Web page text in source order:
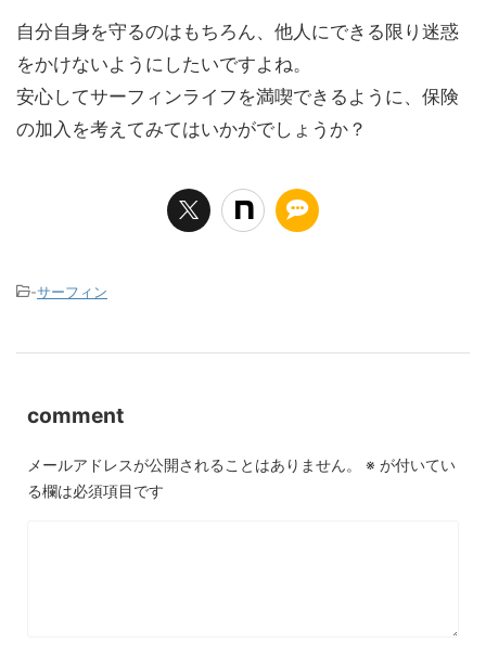
自分自身を守るのはもちろん、他人にできる限り迷惑
をかけないようにしたいですよね。
安心してサーフィンライフを満喫できるように、保険
の加入を考えてみてはいかがでしょうか？
-サーフィン
comment
メールアドレスが公開されることはありません。 ※ が付いてい
る欄は必須項目です